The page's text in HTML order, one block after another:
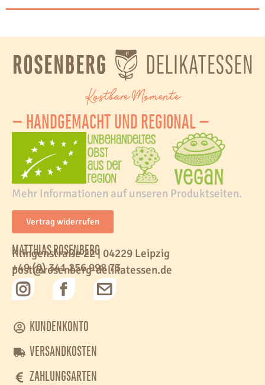
Kostbare Momente
– HANDGEMACHT UND REGIONAL –
Mehr Informationen auf unseren Produktseiten.
Vertrag widerrufen
MATTHIAS ROSENBERG
Klingenstraße 22 | 04229 Leipzig
+49 (0) 341 256 998 73
post@rosenberg-delikatessen.de
KUNDENKONTO
VERSANDKOSTEN
ZAHLUNGSARTEN